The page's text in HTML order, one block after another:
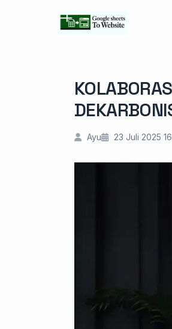
Ayu 23 Juli 2025